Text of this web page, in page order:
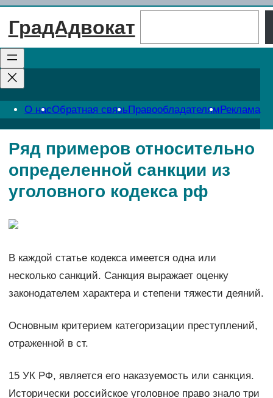
Перейти
ГрадАдвокат
О насОбратная связьПравообладателямРеклама
Ряд примеров относительно
определенной санкции из
уголовного кодекса рф
В каждой статье кодекса имеется одна или
несколько санкций. Санкция выражает оценку
законодателем характера и степени тяжести деяний.
Основным критерием категоризации преступлений,
отраженной в ст.
15 УК РФ, является его наказуемость или санкция.
Исторически российское уголовное право знало три